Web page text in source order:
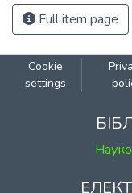
Full item page
Cookie
settings